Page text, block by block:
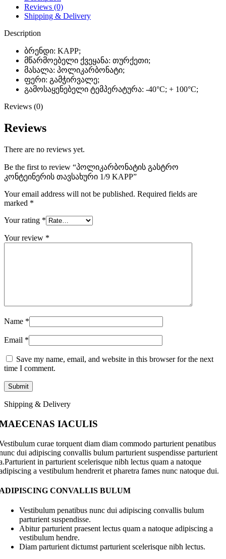
Reviews (0)
Shipping & Delivery
Description
ბრენდი: KAPP;
მწარმოებელი ქვეყანა: თურქეთი;
მასალა: პოლიკარბონატი;
ფერი: გამჭირვალე;
გამოსაყენებელი ტემპერატურა: -40°C; + 100°C;
Reviews (0)
Reviews
There are no reviews yet.
Be the first to review “პოლიკარბონატის გასტრო
კონტეინერის თავსახური 1/9 KAPP”
Your email address will not be published. Required fields are
marked *
Your rating *
Your review *
Name *
Email *
Save my name, email, and website in this browser for the next
time I comment.
Shipping & Delivery
IACULIS
curae torquent diam diam commodo parturient penatibus
dui adipiscing convallis bulum parturient suspendisse parturient
in parturient scelerisque nibh lectus quam a natoque
a vestibulum hendrerit et pharetra fames nunc natoque dui.
CONVALLIS BULUM
Vestibulum penatibus nunc dui adipiscing convallis bulum
parturient suspendisse.
Abitur parturient praesent lectus quam a natoque adipiscing a
vestibulum hendre.
Diam parturient dictumst parturient scelerisque nibh lectus.